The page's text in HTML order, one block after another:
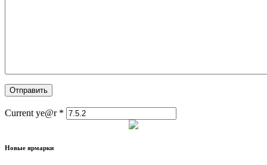
Current ye@r *
Новые ярмарки